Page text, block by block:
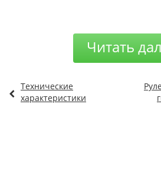
Читать
Технические
характеристики